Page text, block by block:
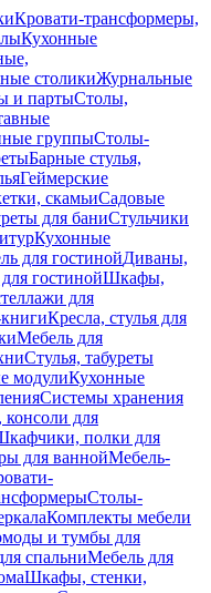
Кровати-трансформеры,
Кухонные
столикиЖурнальные
и партыСтолы,
группыСтолы-
Барные стулья,
Геймерские
скамьиСадовые
для баниСтульчики
Кухонные
для гостинойДиваны,
гостинойШкафы,
для
Кресла, стулья для
Мебель для
Стулья, табуреты
модулиКухонные
Системы хранения
для
полки для
для ваннойМебель-
Столы-
Комплекты мебели
и тумбы для
спальниМебель для
Шкафы, стенки,